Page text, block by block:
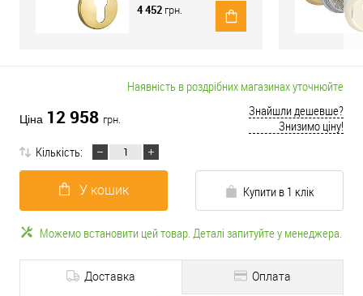
4 452 грн.
Наявність в роздрібних магазинах уточнюйте
Ціна 12 958 грн.
Знайшли дешевше?
Знизимо ціну!
Кількість:
У кошик Купити в 1 клік
Можемо встановити цей товар. Деталі запитуйте у менеджера.
Доставка Оплата